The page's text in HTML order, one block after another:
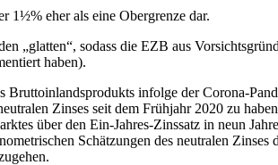
1½% eher als eine Obergrenze dar.
„glatten“, sodass die EZB aus
haben).
infolge der Corona-
Zinses seit dem Frühjahr 2020 zu
über den Ein-Jahres-Zinssatz in neun
Schätzungen des neutralen Zinses